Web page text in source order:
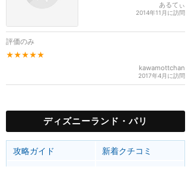
あるてぃ
2014年11月に訪問
評価のみ
★★★★★
kawamottchan
2017年4月に訪問
ディズニーランド・パリ
攻略ガイド
新着クチコミ